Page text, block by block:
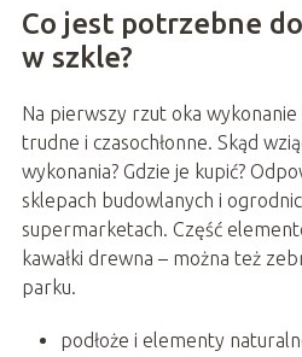
Co jest potrzebne
w szkle?
Na pierwszy rzut oka wykonanie
trudne i czasochłonne. Skąd
wykonania? Gdzie je kupić?
sklepach budowlanych i
supermarketach. Część
kawałki drewna – można też
parku.
podłoże i elementy